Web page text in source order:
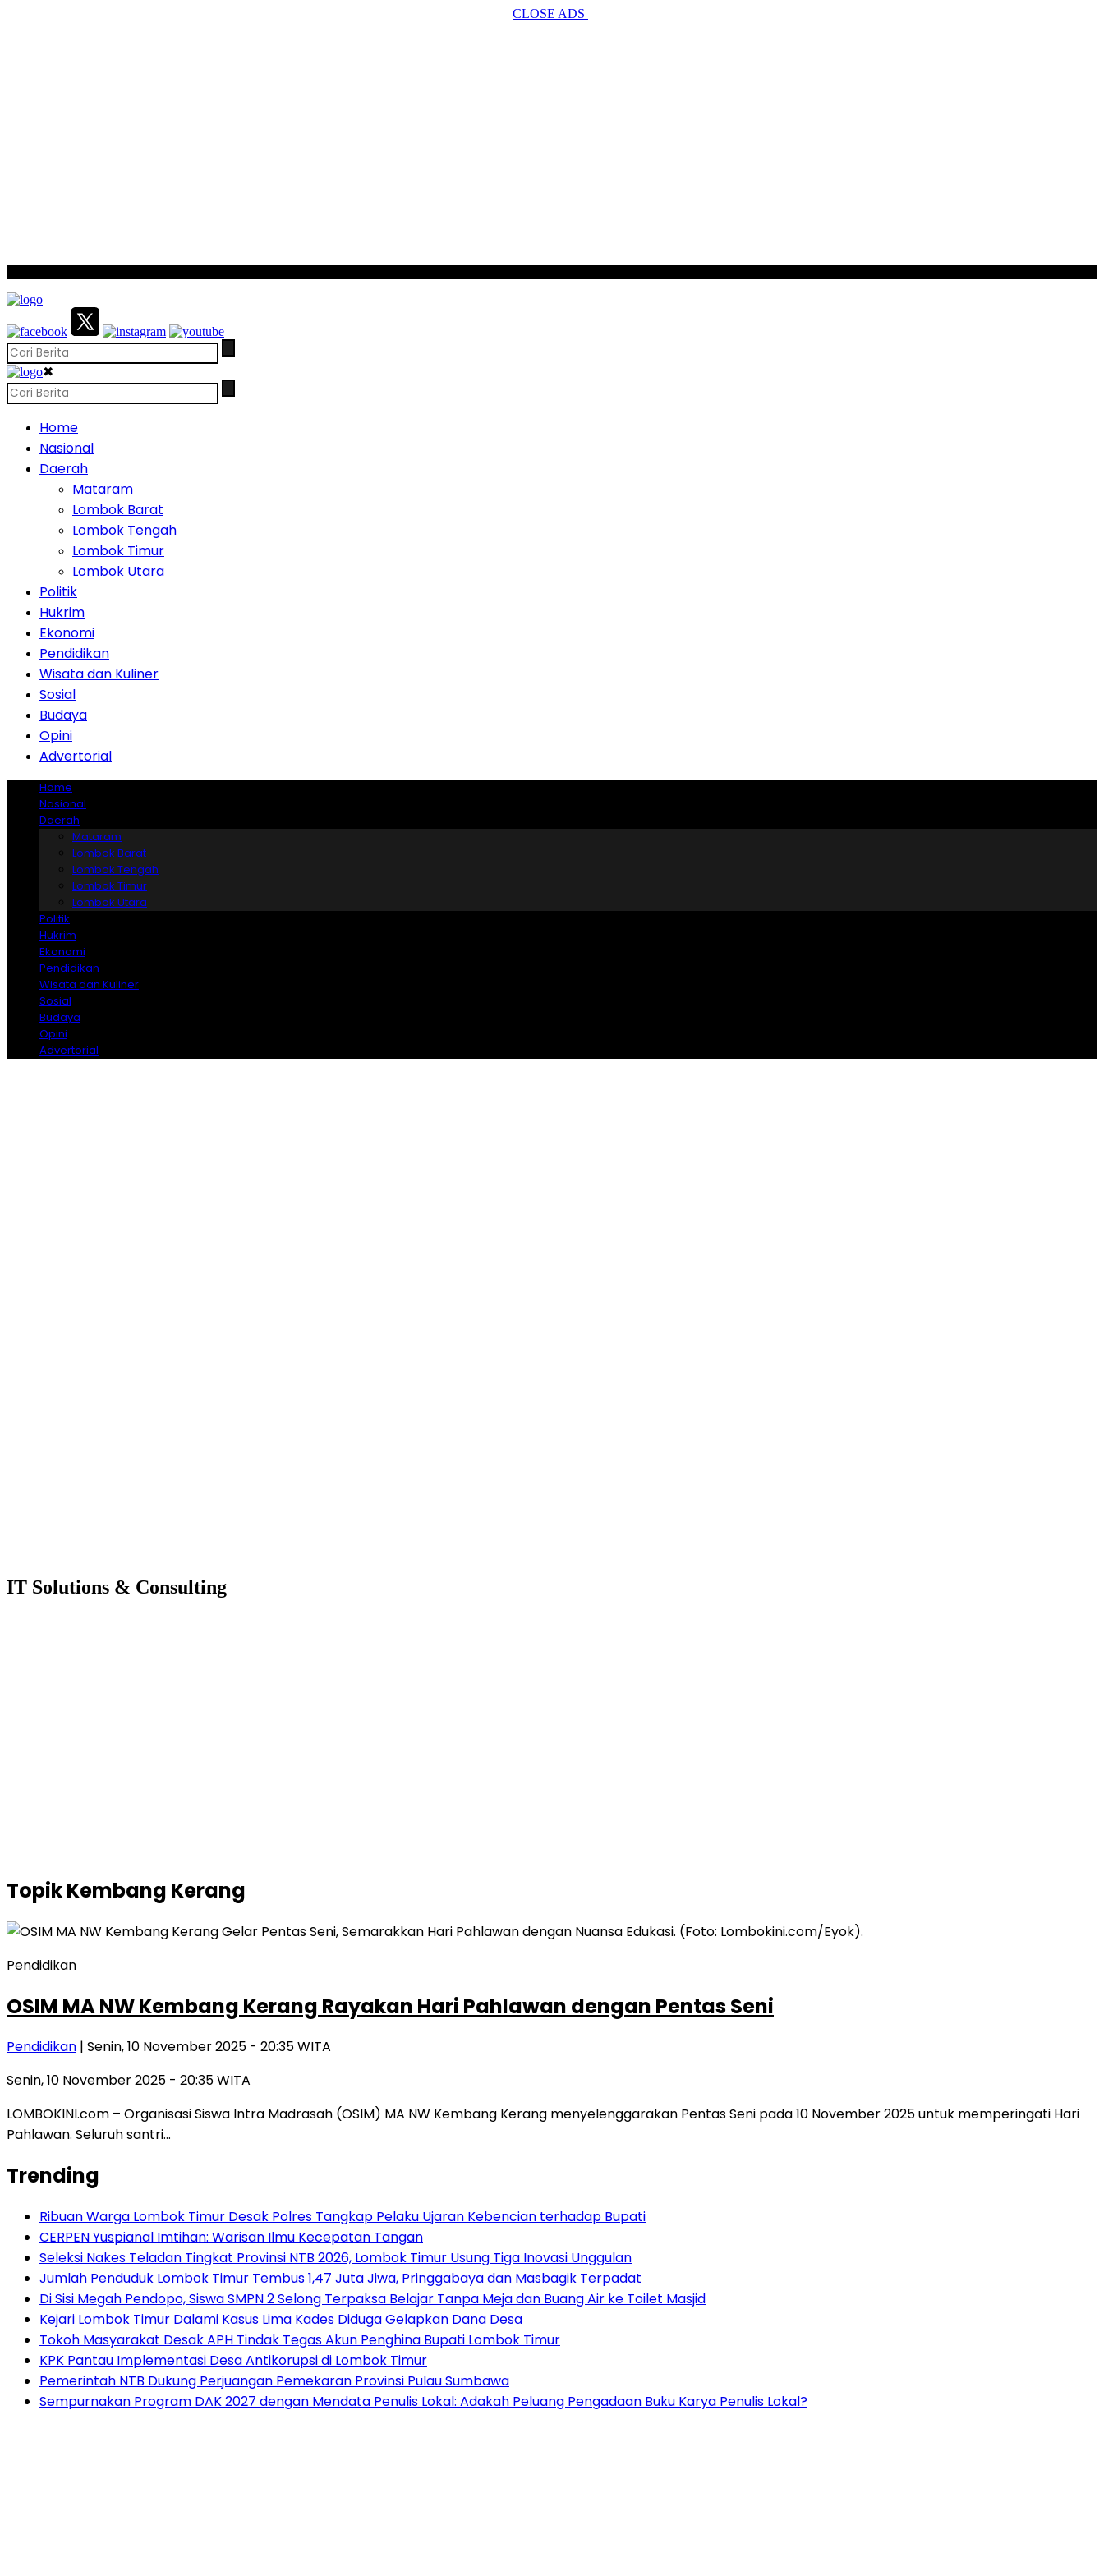
CLOSE ADS
✖
Home
Nasional
Daerah
Mataram
Lombok Barat
Lombok Tengah
Lombok Timur
Lombok Utara
Politik
Hukrim
Ekonomi
Pendidikan
Wisata dan Kuliner
Sosial
Budaya
Opini
Advertorial
Home
Nasional
Daerah
Mataram
Lombok Barat
Lombok Tengah
Lombok Timur
Lombok Utara
Politik
Hukrim
Ekonomi
Pendidikan
Wisata dan Kuliner
Sosial
Budaya
Opini
Advertorial
IT Solutions & Consulting
TopikKembang Kerang
Pendidikan
OSIM MA NW Kembang Kerang Rayakan Hari Pahlawan dengan Pentas Seni
Pendidikan | Senin, 10 November 2025 - 20:35 WITA
Senin, 10 November 2025 - 20:35 WITA
LOMBOKINI.com – Organisasi Siswa Intra Madrasah (OSIM) MA NW Kembang Kerang menyelenggarakan Pentas Seni pada 10 November 2025 untuk memperingati Hari
Pahlawan. Seluruh santri…
Trending
Ribuan Warga Lombok Timur Desak Polres Tangkap Pelaku Ujaran Kebencian terhadap Bupati
CERPEN Yuspianal Imtihan: Warisan Ilmu Kecepatan Tangan
Seleksi Nakes Teladan Tingkat Provinsi NTB 2026, Lombok Timur Usung Tiga Inovasi Unggulan
Jumlah Penduduk Lombok Timur Tembus 1,47 Juta Jiwa, Pringgabaya dan Masbagik Terpadat
Di Sisi Megah Pendopo, Siswa SMPN 2 Selong Terpaksa Belajar Tanpa Meja dan Buang Air ke Toilet Masjid
Kejari Lombok Timur Dalami Kasus Lima Kades Diduga Gelapkan Dana Desa
Tokoh Masyarakat Desak APH Tindak Tegas Akun Penghina Bupati Lombok Timur
KPK Pantau Implementasi Desa Antikorupsi di Lombok Timur
Pemerintah NTB Dukung Perjuangan Pemekaran Provinsi Pulau Sumbawa
Sempurnakan Program DAK 2027 dengan Mendata Penulis Lokal: Adakah Peluang Pengadaan Buku Karya Penulis Lokal?